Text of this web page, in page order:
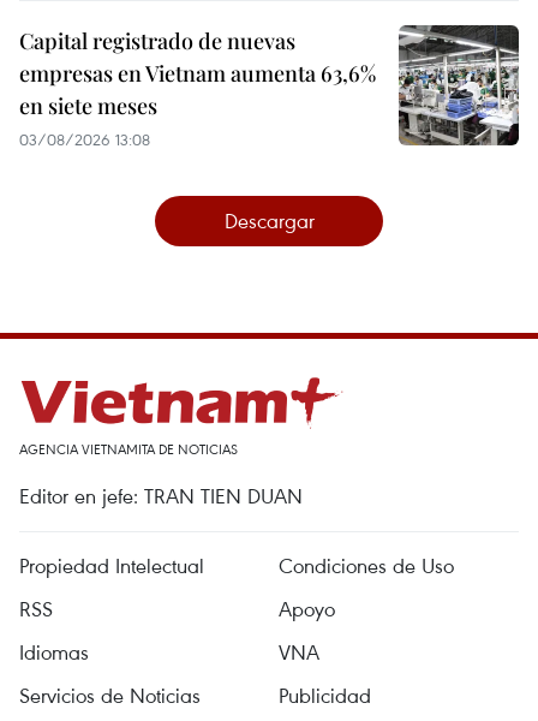
Capital registrado de nuevas
empresas en Vietnam aumenta 63,6%
en siete meses
03/08/2026 13:08
Descargar
AGENCIA VIETNAMITA DE NOTICIAS
Editor en jefe: TRAN TIEN DUAN
Propiedad Intelectual
Condiciones de Uso
RSS
Apoyo
Idiomas
VNA
Servicios de Noticias
Publicidad